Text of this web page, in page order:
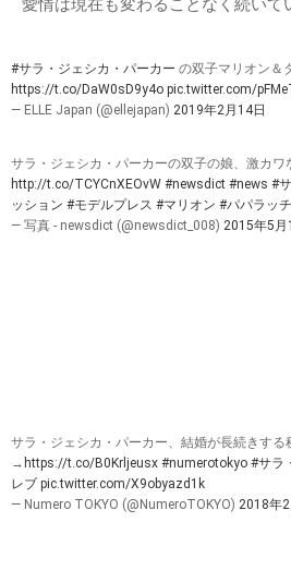
第二子、第三子となる双子の女の
サラジェシカパーカーさんとマシュ
子のの双子の娘さんは、代理出産に
ラブルなのか、女優としての体型維
かりません。
しかし、この双子の赤ちゃんはとて
サラ・ジェシカ・パーカーの双子の娘、激カワ
http://t.co/TCYCnXEOvW #newsdict #news #
ッション #モデルプレス #マリオン
— 写真 - newsdict (@newsdict_008)2015年5月